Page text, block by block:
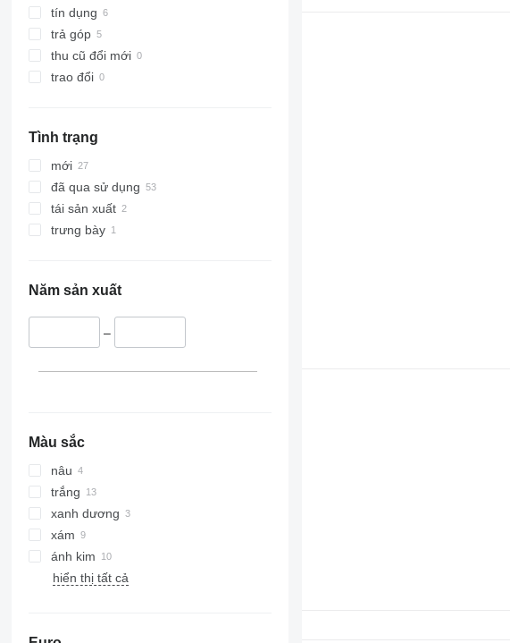
tín dụng
trả góp
thu cũ đổi mới
trao đổi
Tình trạng
mới
đã qua sử dụng
tái sản xuất
trưng bày
Năm sản xuất
–
Màu sắc
nâu
trắng
xanh dương
xám
ánh kim
hiển thị tất cả